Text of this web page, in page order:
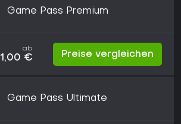
Game Pass Premium
ab
1,00 € Preise vergleichen
Game Pass Ultimate